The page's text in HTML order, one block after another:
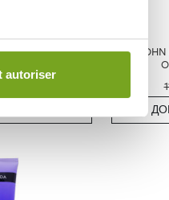
autoriser
PRÉ-
€